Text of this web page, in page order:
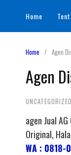
content
Home
Home Agen
Agen
UNCATEGORIZED
agen Jual
Original,
WA : 0818-